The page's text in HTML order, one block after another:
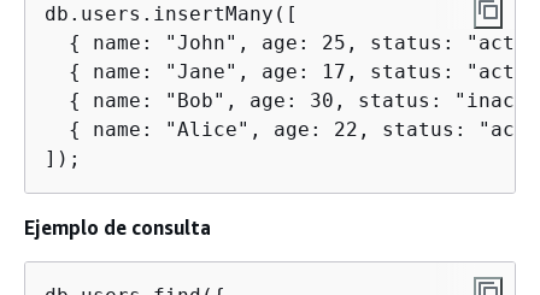
db.users.insertMany([
{
name: "John", age: 25, status:
{
name: "Jane", age: 17, status:
{
name: "Bob", age: 30, status:
{
name: "Alice", age: 22, status:
]);
Ejemplo de consulta